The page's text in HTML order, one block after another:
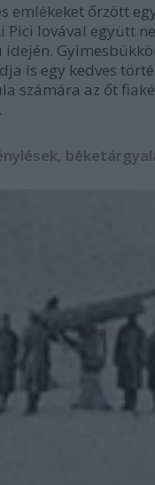
emlékeket őrzött
Pici lovával együtt
is egy kedves
számára az őt